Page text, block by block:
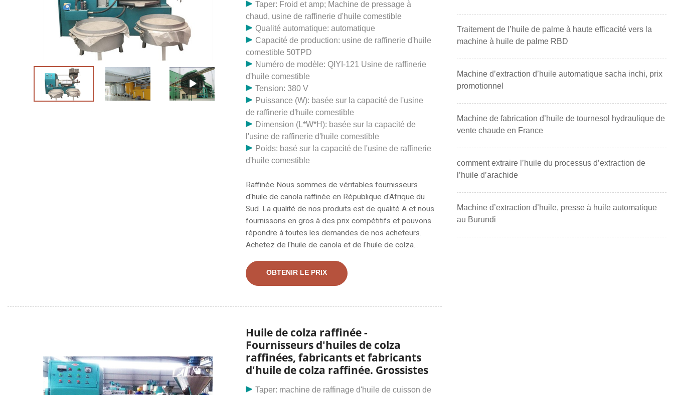
Taper: Froid et amp; Machine de pressage à
chaud, usine de raffinerie d'huile comestible
Qualité automatique: automatique
Capacité de production: usine de raffinerie d'huile
comestible 50TPD
Numéro de modèle: QIYI-121 Usine de raffinerie
d'huile comestible
Tension: 380 V
Puissance (W): basée sur la capacité de l'usine
de raffinerie d'huile comestible
Dimension (L*W*H): basée sur la capacité de
l'usine de raffinerie d'huile comestible
Poids: basé sur la capacité de l'usine de raffinerie
d'huile comestible
Raffinée Nous sommes de véritables fournisseurs
d'huile de canola raffinée en République d'Afrique du
Sud. La qualité de nos produits est de qualité A et nous
fournissons en gros à des prix compétitifs et pouvons
répondre à toutes les demandes de nos acheteurs.
Achetez de l'huile de canola et de l'huile de colza
Produkte. Fournisseur allemand. Numéro de produit
590460. Le produit a son odeur et son goût, exempts
L'huile est propre
OBTENIR LE PRIX
Huile de colza raffinée -
Fournisseurs d'huiles de colza
raffinées, fabricants et fabricants
d'huile de colza raffinée. Grossistes
Taper: machine de raffinage d'huile de cuisson de
Traitement de l’huile de palme à haute efficacité vers la
machine à huile de palme RBD
Machine d’extraction d’huile automatique sacha inchi, prix
promotionnel
Machine de fabrication d’huile de tournesol hydraulique de
vente chaude en France
comment extraire l’huile du processus d’extraction de
l’huile d’arachide
Machine d’extraction d’huile, presse à huile automatique
au Burundi